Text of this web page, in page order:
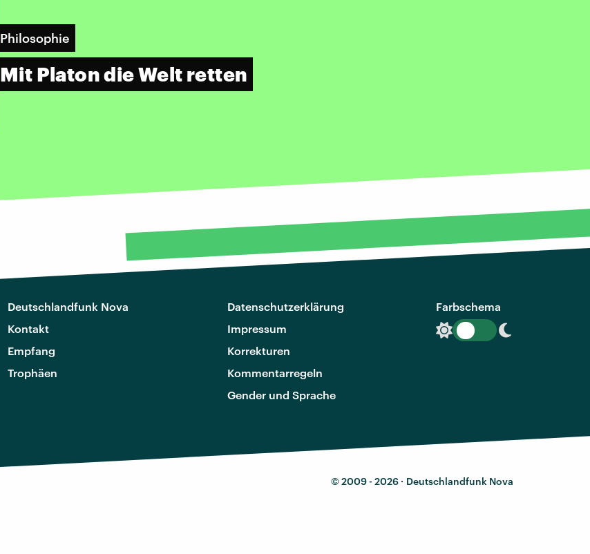
Philosophie
Mit Platon die Welt retten
Deutschlandfunk Nova
Kontakt
Empfang
Trophäen
Datenschutzerklärung
Impressum
Korrekturen
Kommentarregeln
Gender und Sprache
Farbschema
© 2009 - 2026 · Deutschlandfunk Nova